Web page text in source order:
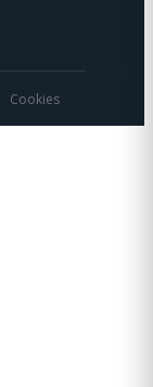
Cookies